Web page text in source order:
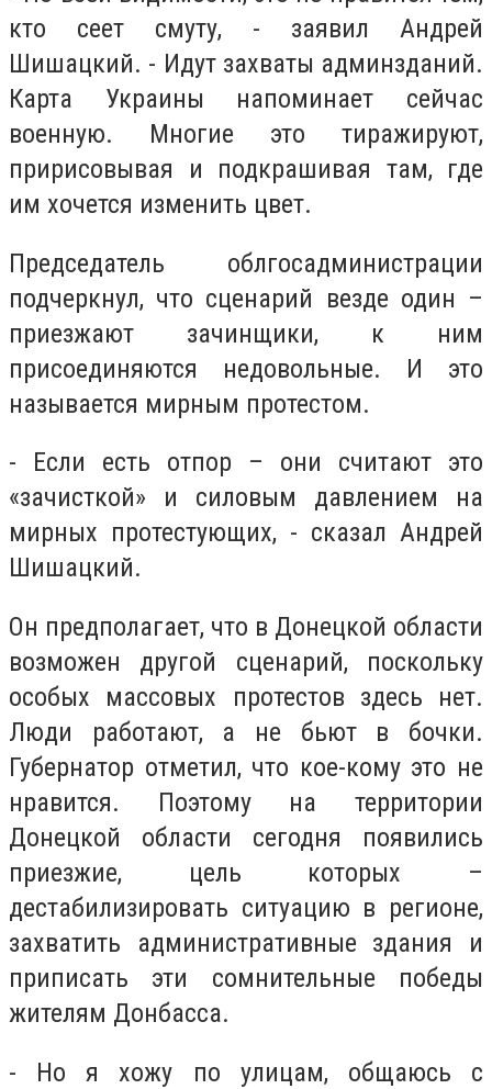
кто сеет смуту, - заявил Андрей
Шишацкий. - Идут захваты админзданий.
Карта Украины напоминает сейчас
военную. Многие это тиражируют,
пририсовывая и подкрашивая там, где
им хочется изменить цвет.
Председатель облгосадминистрации
подчеркнул, что сценарий везде один –
приезжают зачинщики, к ним
присоединяются недовольные. И это
называется мирным протестом.
- Если есть отпор – они считают это
«зачисткой» и силовым давлением на
мирных протестующих, - сказал Андрей
Шишацкий.
Он предполагает, что в Донецкой области
возможен другой сценарий, поскольку
особых массовых протестов здесь нет.
Люди работают, а не бьют в бочки.
Губернатор отметил, что кое-кому это не
нравится. Поэтому на территории
Донецкой области сегодня появились
приезжие, цель которых –
дестабилизировать ситуацию в регионе,
захватить административные здания и
приписать эти сомнительные победы
жителям Донбасса.
- Но я хожу по улицам, общаюсь с